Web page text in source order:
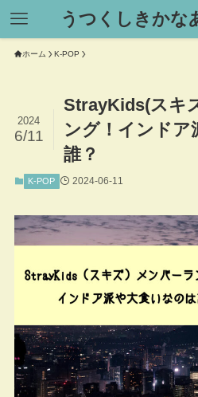
うつくしきかな
ホーム K-POP
StrayKids(スキ
ング！インドア
誰？
2024
6/11
K-POP 2024-06-11